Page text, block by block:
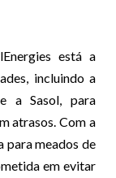
está a
incluindo a
a Sasol, para
atrasos. Com a
para meados de
em evitar